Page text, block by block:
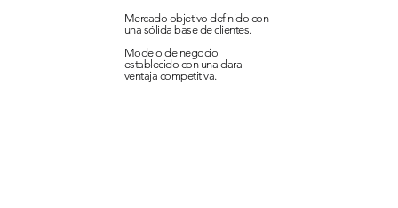
Mercado objetivo definido con
una sólida base de clientes.
Modelo de negocio
establecido con una clara
ventaja competitiva.